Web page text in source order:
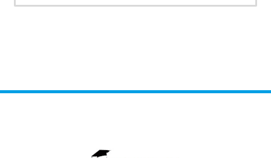
TRIANGLE, LE CARRÉ